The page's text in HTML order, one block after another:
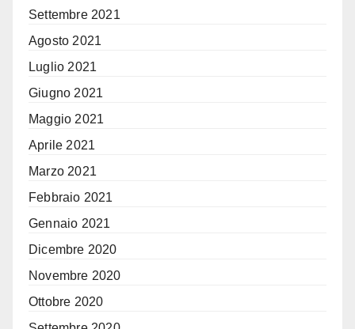
Settembre 2021
Agosto 2021
Luglio 2021
Giugno 2021
Maggio 2021
Aprile 2021
Marzo 2021
Febbraio 2021
Gennaio 2021
Dicembre 2020
Novembre 2020
Ottobre 2020